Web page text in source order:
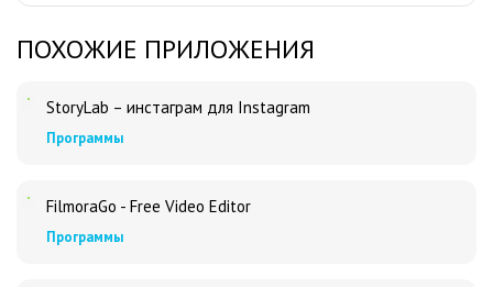
ПОХОЖИЕ ПРИЛОЖЕНИЯ
StoryLab – инстаграм для Instagram
Программы
FilmoraGo - Free Video Editor
Программы